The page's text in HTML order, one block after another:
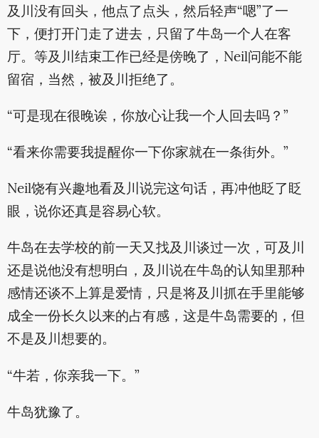
及川没有回头，他点了点头，然后轻声“嗯”了一
下，便打开门走了进去，只留了牛岛一个人在客
厅。等及川结束工作已经是傍晚了，Neil问能不能
留宿，当然，被及川拒绝了。
“可是现在很晚诶，你放心让我一个人回去吗？”
“看来你需要我提醒你一下你家就在一条街外。”
Neil饶有兴趣地看及川说完这句话，再冲他眨了眨
眼，说你还真是容易心软。
牛岛在去学校的前一天又找及川谈过一次，可及川
还是说他没有想明白，及川说在牛岛的认知里那种
感情还谈不上算是爱情，只是将及川抓在手里能够
成全一份长久以来的占有感，这是牛岛需要的，但
不是及川想要的。
“牛若，你亲我一下。”
牛岛犹豫了。